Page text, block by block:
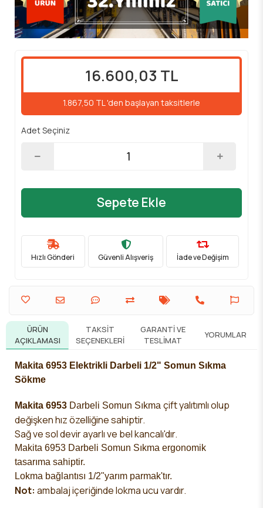
16.600,03 TL
1.867,50 TL 'den başlayan taksitlerle
Adet Seçiniz
Sepete Ekle
Hızlı Gönderi Güvenli Alışveriş İade ve Değişim
ÜRÜN
AÇIKLAMASI
TAKSIT
SEÇENEKLERI
GARANTI VE
TESLIMAT
YORUMLAR
Makita 6953 Elektrikli Darbeli 1/2" Somun Sıkma
Sökme
Makita 6953 Darbeli Somun Sıkma çift yalıtımlı olup
değişken hız özelliğine sahiptir.
Sağ ve sol devir ayarlı ve bel kancalı'dır.
Makita 6953 Darbeli Somun Sıkma ergonomik
tasarıma sahiptir.
Lokma bağlantısı 1/2"yarım parmak'tır.
Not: ambalaj içeriğinde lokma ucuvardır.